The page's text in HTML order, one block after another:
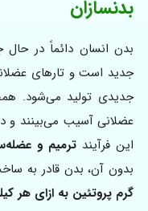
بدنسازان
بدن انسان دائماً در
جدید است و تارهای
جدیدی تولید می‌شود.
عضلانی آسیب می‌بینند و
این فرآیند ترمیم و
بدون آن، بدن قادر به
گرم پروتئین به ازای هر